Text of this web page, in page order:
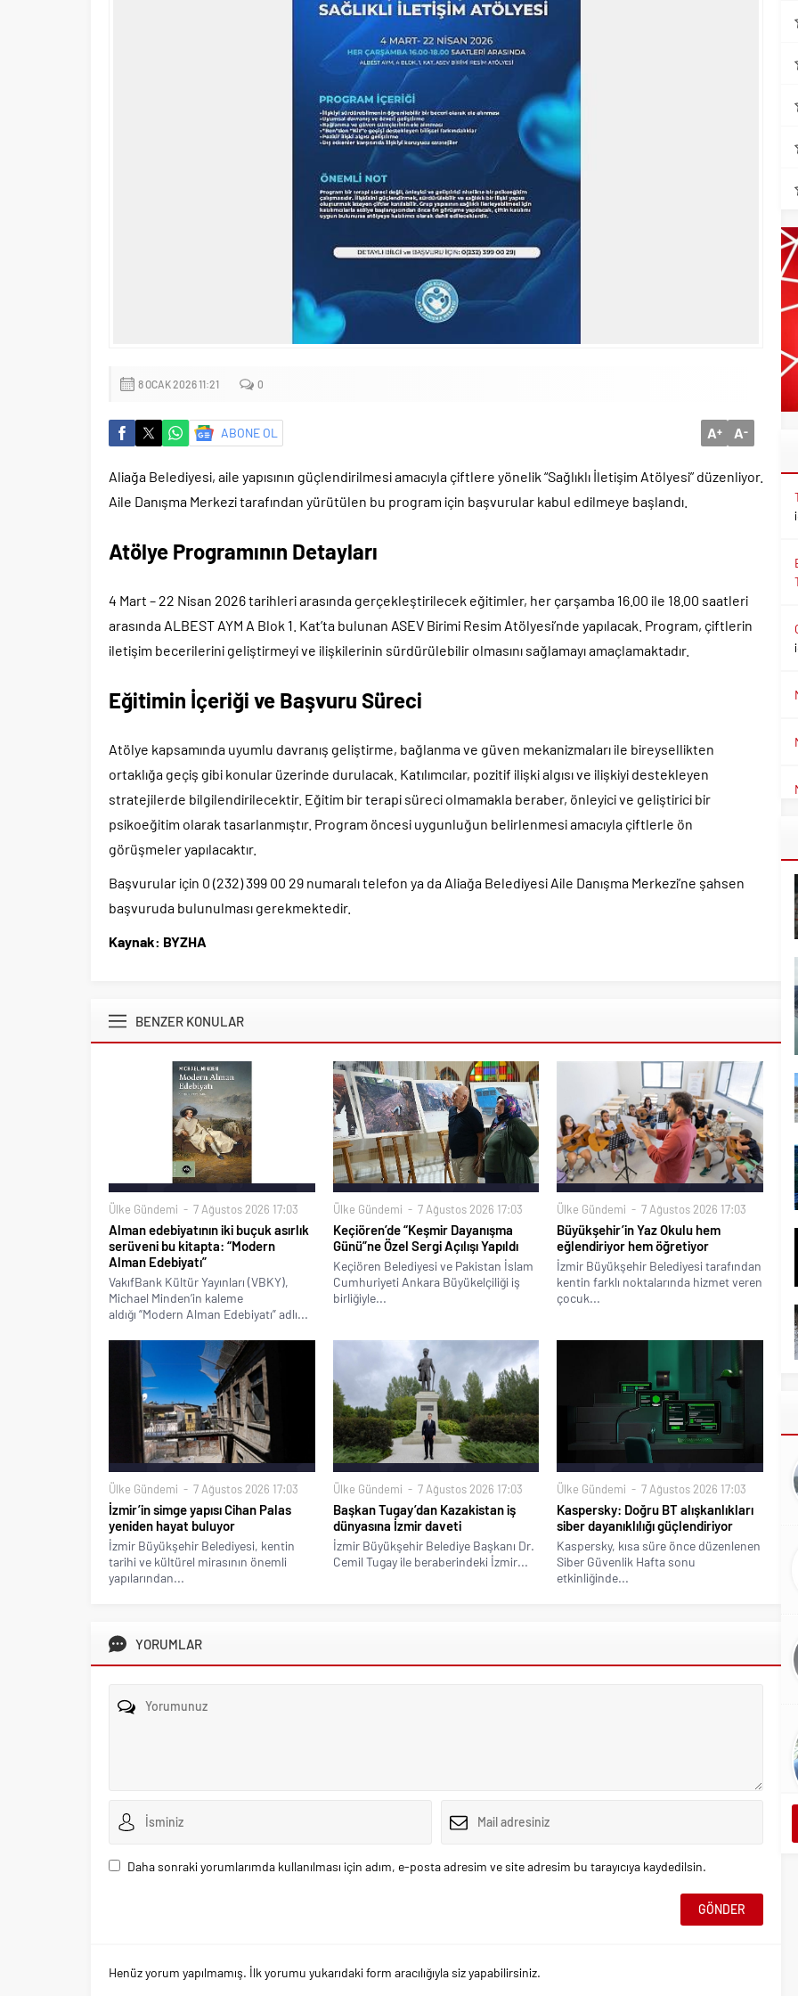
8 OCAK 2026 11:21 0
ABONE OL A+ A-
Aliağa Belediyesi, aile yapısının güçlendirilmesi amacıyla çiftlere yönelik “Sağlıklı İletişim Atölyesi” düzenliyor.
Aile Danışma Merkezi tarafından yürütülen bu program için başvurular kabul edilmeye başlandı.
Atölye Programının Detayları
4 Mart – 22 Nisan 2026 tarihleri arasında gerçekleştirilecek eğitimler, her çarşamba 16.00 ile 18.00 saatleri
arasında ALBEST AYM A Blok 1. Kat’ta bulunan ASEV Birimi Resim Atölyesi’nde yapılacak. Program, çiftlerin
iletişim becerilerini geliştirmeyi ve ilişkilerinin sürdürülebilir olmasını sağlamayı amaçlamaktadır.
Eğitimin İçeriği ve Başvuru Süreci
Atölye kapsamında uyumlu davranış geliştirme, bağlanma ve güven mekanizmaları ile bireysellikten
ortaklığa geçiş gibi konular üzerinde durulacak. Katılımcılar, pozitif ilişki algısı ve ilişkiyi destekleyen
stratejilerde bilgilendirilecektir. Eğitim bir terapi süreci olmamakla beraber, önleyici ve geliştirici bir
psikoeğitim olarak tasarlanmıştır. Program öncesi uygunluğun belirlenmesi amacıyla çiftlerle ön
görüşmeler yapılacaktır.
Başvurular için 0 (232) 399 00 29 numaralı telefon ya da Aliağa Belediyesi Aile Danışma Merkezi’ne şahsen
başvuruda bulunulması gerekmektedir.
Kaynak: BYZHA
BENZER KONULAR
Ülke Gündemi 7 Ağustos 2026 17:03
Alman edebiyatının iki buçuk asırlık
serüveni bu kitapta: “Modern
Alman Edebiyatı”
VakıfBank Kültür Yayınları (VBKY),
Michael Minden’in kaleme
aldığı “Modern Alman Edebiyatı” adlı...
Ülke Gündemi 7 Ağustos 2026 17:03
Keçiören’de “Keşmir Dayanışma
Günü”ne Özel Sergi Açılışı Yapıldı
Keçiören Belediyesi ve Pakistan İslam
Cumhuriyeti Ankara Büyükelçiliği iş
birliğiyle...
Ülke Gündemi 7 Ağustos 2026 17:03
Büyükşehir’in Yaz Okulu hem
eğlendiriyor hem öğretiyor
İzmir Büyükşehir Belediyesi tarafından
kentin farklı noktalarında hizmet veren
çocuk...
Ülke Gündemi 7 Ağustos 2026 17:03
İzmir’in simge yapısı Cihan Palas
yeniden hayat buluyor
İzmir Büyükşehir Belediyesi, kentin
tarihi ve kültürel mirasının önemli
yapılarından...
Ülke Gündemi 7 Ağustos 2026 17:03
Başkan Tugay’dan Kazakistan iş
dünyasına İzmir daveti
İzmir Büyükşehir Belediye Başkanı Dr.
Cemil Tugay ile beraberindeki İzmir...
Ülke Gündemi 7 Ağustos 2026 17:03
Kaspersky: Doğru BT alışkanlıkları
siber dayanıklılığı güçlendiriyor
Kaspersky, kısa süre önce düzenlenen
Siber Güvenlik Hafta sonu
etkinliğinde...
YORUMLAR
Daha sonraki yorumlarımda kullanılması için adım, e-posta adresim ve site adresim bu tarayıcıya kaydedilsin.
Henüz yorum yapılmamış. İlk yorumu yukarıdaki form aracılığıyla siz yapabilirsiniz.